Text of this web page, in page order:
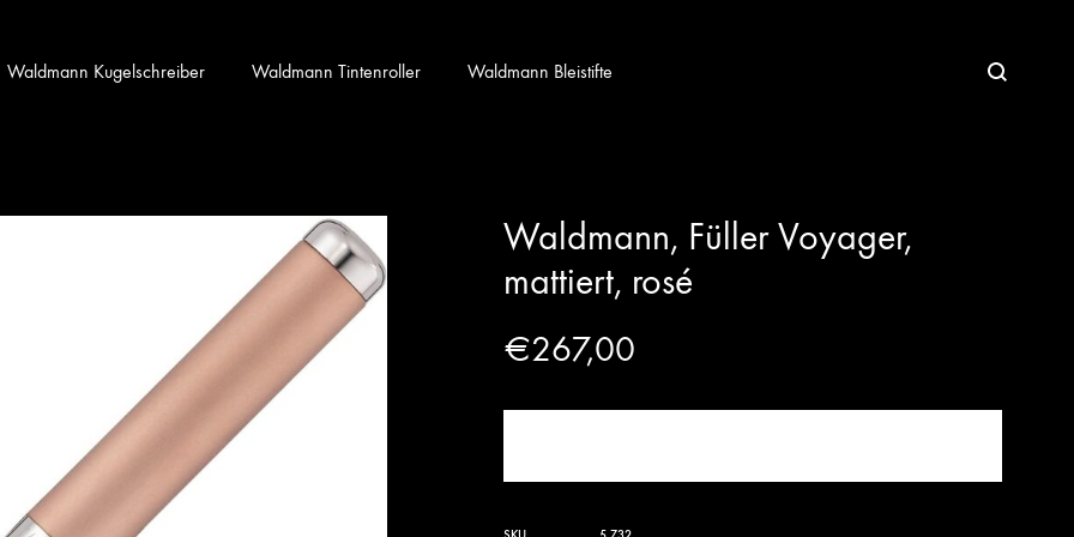
Waldmann Kugelschreiber Waldmann Tintenroller Waldmann Bleistifte
Waldmann, Füller Voyager,
mattiert, rosé
€267,00